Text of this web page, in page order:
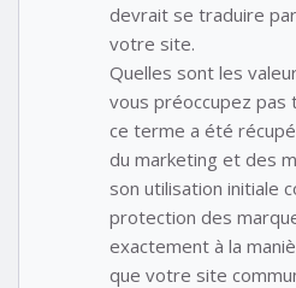
devrait se traduire
votre site.
Quelles sont les
vous préoccupez pas
ce terme a été
du marketing et des
son utilisation initiale
protection des
exactement à la
que votre site